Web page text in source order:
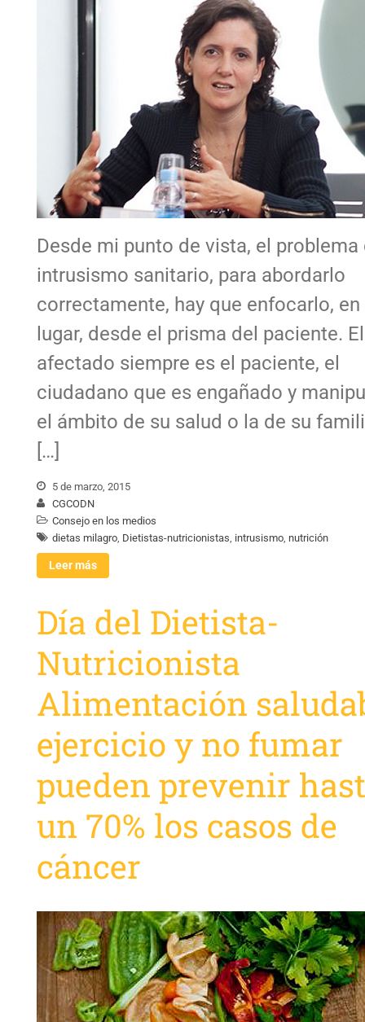
Desde mi punto de vista, el problema
intrusismo sanitario, para abordarlo
correctamente, hay que enfocarlo,
lugar, desde el prisma del paciente.
afectado siempre es el paciente, el
ciudadano que es engañado y
el ámbito de su salud o la de su
[…]
5 de marzo, 2015
CGCODN
Consejo en los medios
dietas milagro Dietistas-nutricionistas intrusismo nutrición
Leer más
Día del Dietista-
Nutricionista
Alimentación
ejercicio y no fumar
pueden prevenir
un 70% los casos de
cáncer